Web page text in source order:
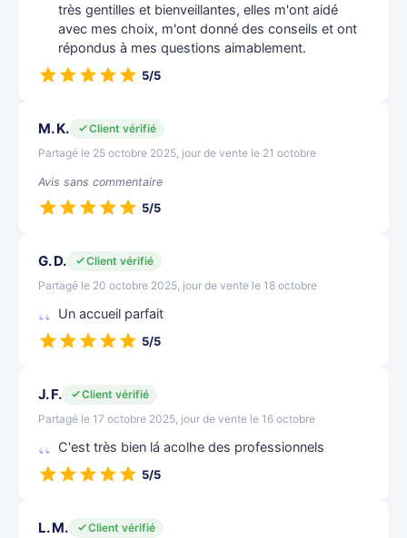
très gentilles et bienveillantes, elles m'ont aidé
avec mes choix, m'ont donné des conseils et ont
répondus à mes questions aimablement.
5/5
M. K.
Client vérifié
Partagé le 25 octobre 2025, jour de vente le 21 octobre
Avis sans commentaire
5/5
G. D.
Client vérifié
Partagé le 20 octobre 2025, jour de vente le 18 octobre
Un accueil parfait
5/5
J. F.
Client vérifié
Partagé le 17 octobre 2025, jour de vente le 16 octobre
C'est très bien lá acolhe des professionnels
5/5
L. M.
Client vérifié